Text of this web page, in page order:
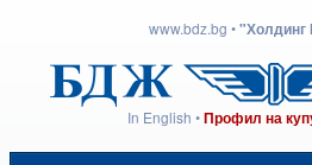
www.bdz.bg •
In English •Профил на